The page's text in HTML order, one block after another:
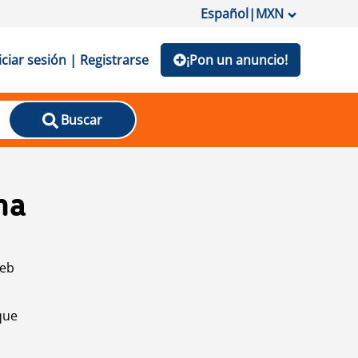
Español|MXN
sesión | Registrarse ¡Pon un anuncio!
Buscar